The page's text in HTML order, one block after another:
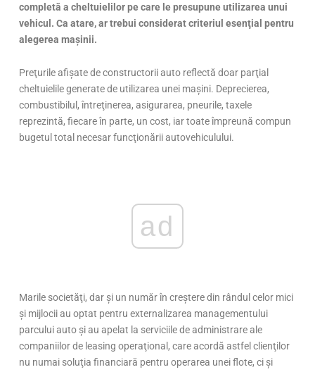
completă a cheltuielilor pe care le presupune utilizarea unui
vehicul. Ca atare, ar trebui considerat criteriul esenţial pentru
alegerea maşinii.
Preţurile afişate de constructorii auto reflectă doar parţial
cheltuielile generate de utilizarea unei maşini. Deprecierea,
combustibilul, întreţinerea, asigurarea, pneurile, taxele
reprezintă, fiecare în parte, un cost, iar toate împreună compun
bugetul total necesar funcţionării autovehiculului.
ad
Marile societăţi, dar şi un număr în creştere din rândul celor mici
şi mijlocii au optat pentru externalizarea managementului
parcului auto şi au apelat la serviciile de administrare ale
companiilor de leasing operaţional, care acordă astfel clienţilor
nu numai soluţia financiară pentru operarea unei flote, ci şi